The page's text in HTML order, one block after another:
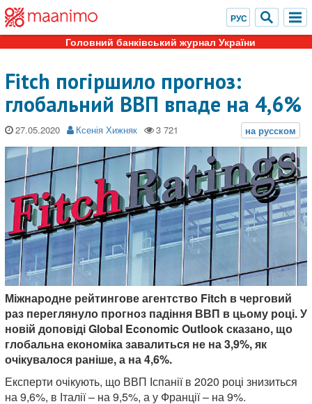
Головний банківський журнал України
Fitch погіршило прогноз:
глобальний ВВП впаде на 4,6%
27.05.2020 Ксенія Хижняк
Міжнародне рейтингове агентство Fitch в черговий
раз переглянуло прогноз падіння ВВП в цьому році. У
новій доповіді Global Economic Outlook сказано, що
глобальна економіка завалиться не на 3,9%, як
очікувалося раніше, а на 4,6%.
Експерти очікують, що ВВП Іспанії в 2020 році знизиться
на 9,6%, в Італії – на 9,5%, а у Франції – на 9%.